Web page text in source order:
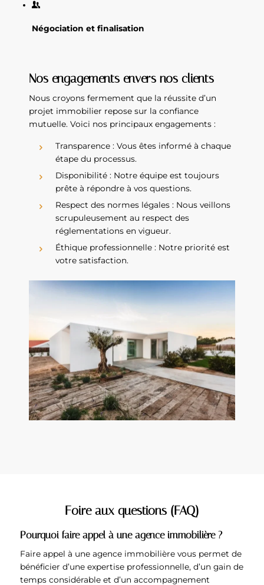
Négociation et finalisation
Nos engagements envers nos clients
Nous croyons fermement que la réussite d’un
projet immobilier repose sur la confiance
mutuelle. Voici nos principaux engagements :
Transparence : Vous êtes informé à chaque
étape du processus.
Disponibilité : Notre équipe est toujours
prête à répondre à vos questions.
Respect des normes légales : Nous veillons
scrupuleusement au respect des
réglementations en vigueur.
Éthique professionnelle : Notre priorité est
votre satisfaction.
Foire aux questions (FAQ)
Pourquoi faire appel à une agence immobilière ?
Faire appel à une agence immobilière vous permet de
bénéficier d’une expertise professionnelle, d’un gain de
temps considérable et d’un accompagnement